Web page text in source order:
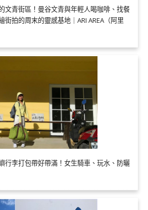
文青街區！曼谷文青與年輕人喝咖啡、找餐
街拍的周末的靈感基地｜ARI AREA（阿里
行李打包帶好帶滿！女生騎車、玩水、防曬